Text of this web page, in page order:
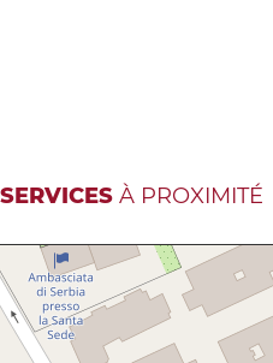
À PROXIMITÉ